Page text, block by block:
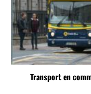
Transport en